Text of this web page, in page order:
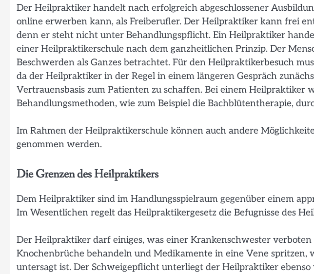
Der Heilpraktiker handelt nach erfolgreich abgeschlossener
online erwerben kann, als Freiberufler. Der Heilpraktiker kann frei
denn er steht nicht unter Behandlungspflicht. Ein Heilpraktiker
einer Heilpraktikerschule nach dem ganzheitlichen Prinzip. Der
Beschwerden als Ganzes betrachtet. Für den Heilpraktikerbesuch
da der Heilpraktiker in der Regel in einem längeren Gespräch
Vertrauensbasis zum Patienten zu schaffen. Bei einem Heilpraktiker
Behandlungsmethoden, wie zum Beispiel die Bachblütentherapie,
Im Rahmen der Heilpraktikerschule können auch andere
genommen werden.
Die Grenzen des Heilpraktikers
Dem Heilpraktiker sind im Handlungsspielraum gegenüber einem
Im Wesentlichen regelt das Heilpraktikergesetz die Befugnisse des
Der Heilpraktiker darf einiges, was einer Krankenschwester verboten
Knochenbrüche behandeln und Medikamente in eine Vene spritzen,
untersagt ist. Der Schweigepflicht unterliegt der Heilpraktiker